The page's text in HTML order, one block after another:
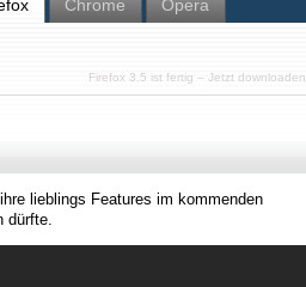
Chrome Opera
Firefox 3.5 ist fertig – Jetzt downloaden
lieblings Features im kommenden
dürfte.